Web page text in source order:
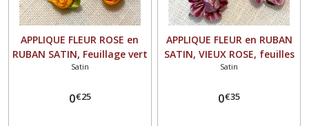
APPLIQUE FLEUR ROSE en
RUBAN SATIN, Feuillage vert
/ JAUNE TOURNESOL ** 25
vendu à l'unité - F16
Satin
0€25
APPLIQUE FLEUR en RUBAN
SATIN, VIEUX ROSE, feuilles
vertes ** 25 mm ** à
l'unité - F01
Satin
0€35